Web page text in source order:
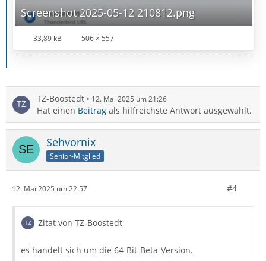
Screenshot 2025-05-12 210812.png
33,89 kB 506 × 557
TZ-Boostedt 12. Mai 2025 um 21:26
Hat einen Beitrag als hilfreichste Antwort ausgewählt.
Sehvornix
Senior-Mitglied
12. Mai 2025 um 22:57 #4
Zitat von TZ-Boostedt
es handelt sich um die 64-Bit-Beta-Version.